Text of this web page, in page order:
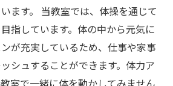
ます。 当教室では、体操を通じて
指しています。体の中から元気に
が充実しているため、仕事や家事
シュすることができます。体力ア